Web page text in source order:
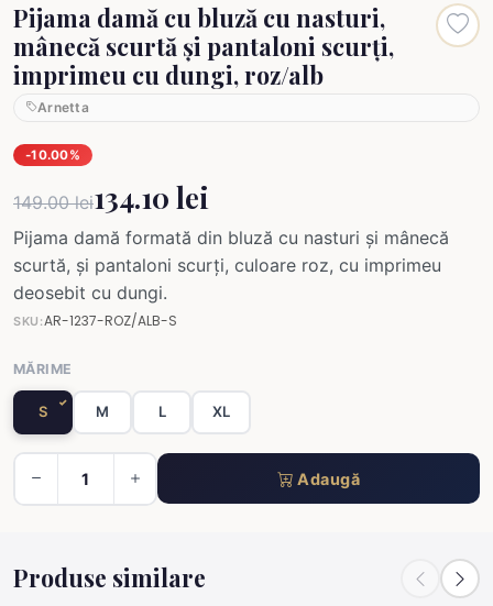
Pijama damă cu bluză cu nasturi,
mânecă scurtă și pantaloni scurți,
imprimeu cu dungi, roz/alb
Arnetta
-10.00%
149.00 lei134.10 lei
Pijama damă formată din bluză cu nasturi și mânecă
scurtă, și pantaloni scurți, culoare roz, cu imprimeu
deosebit cu dungi.
SKU:AR-1237-ROZ/ALB-S
MĂRIME
S M L XL
Adaugă
Produse similare